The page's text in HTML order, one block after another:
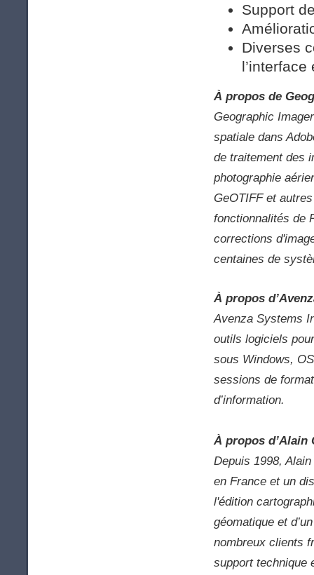
Support
Diverses
l’interface
À propos de
Geographic
spatiale dans
de traitement des
photographie
GeOTIFF et
fonctionnalités de
corrections
centaines de
À propos
Avenza Systems
outils logiciels
sous Windows,
sessions de
d’information.
À propos d’Alain
Depuis 1998,
en France et un
l'édition
géomatique et
nombreux clients
support technique